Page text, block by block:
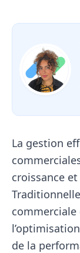
La gestion
croissance
de la